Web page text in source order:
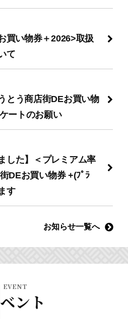
買い物券＋2026>取扱
て
とう商店街DEお買い物
ートのお願い
した】＜プレミアム率
DEお買い物券 +(ﾌﾟﾗ
す
お知らせ一覧へ
EVENT
ント